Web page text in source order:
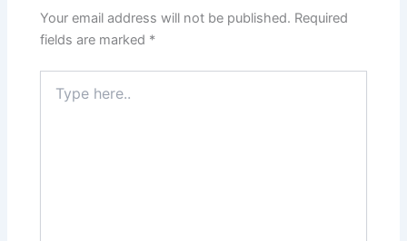
Your email address will not be published. Required
fields are marked *
here..